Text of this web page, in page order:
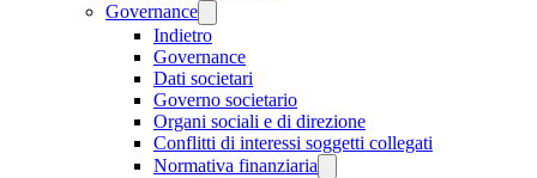
Governance
Indietro
Governance
Dati societari
Governo societario
Organi sociali e di direzione
Conflitti di interessi soggetti collegati
Normativa finanziaria